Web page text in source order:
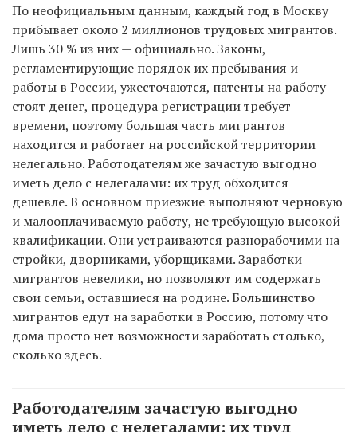
По неофициальным данным, каждый год в Москву
прибывает около 2 миллионов трудовых мигрантов.
Лишь 30 % из них — официально. Законы,
регламентирующие порядок их пребывания и
работы в России, ужесточаются, патенты на работу
стоят денег, процедура регистрации требует
времени, поэтому большая часть мигрантов
находится и работает на российской территории
нелегально. Работодателям же зачастую выгодно
иметь дело с нелегалами: их труд обходится
дешевле. В основном приезжие выполняют черновую
и малооплачиваемую работу, не требующую высокой
квалификации. Они устраиваются разнорабочими на
стройки, дворниками, уборщиками. Заработки
мигрантов невелики, но позволяют им содержать
свои семьи, оставшиеся на родине. Большинство
мигрантов едут на заработки в Россию, потому что
дома просто нет возможности заработать столько,
сколько здесь.
Работодателям зачастую выгодно
иметь дело с нелегалами: их труд